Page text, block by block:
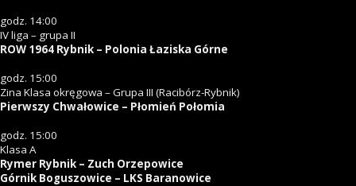
godz. 14:00
IV liga – grupa II
ROW 1964 Rybnik – Polonia Łaziska Górne
godz. 15:00
Zina Klasa okręgowa – Grupa III (Racibórz-Rybnik)
Pierwszy Chwałowice – Płomień Połomia
godz. 15:00
Klasa A
Rymer Rybnik – Zuch Orzepowice
Górnik Boguszowice – LKS Baranowice